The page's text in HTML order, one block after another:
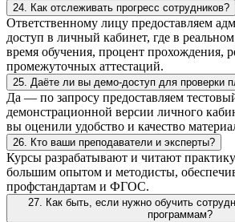
24. Как отслеживать прогресс сотрудников?
Ответственному лицу предоставляем
доступ в личный кабинет, где в
время обучения, процент прохождения,
промежуточных аттестаций.
25. Даёте ли вы демо-доступ для проверки
Да — по запросу предоставляем
демонстрационной версии личного
вы оценили удобство и качество
26. Кто ваши преподаватели и эксперты?
Курсы разрабатывают и читают
большим опытом и методисты,
профстандартам и ФГОС.
27. Как быть, если нужно обучить
программам?